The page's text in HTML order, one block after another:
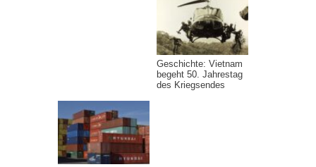
Geschichte: Vietnam
begeht 50. Jahrestag
des Kriegsendes